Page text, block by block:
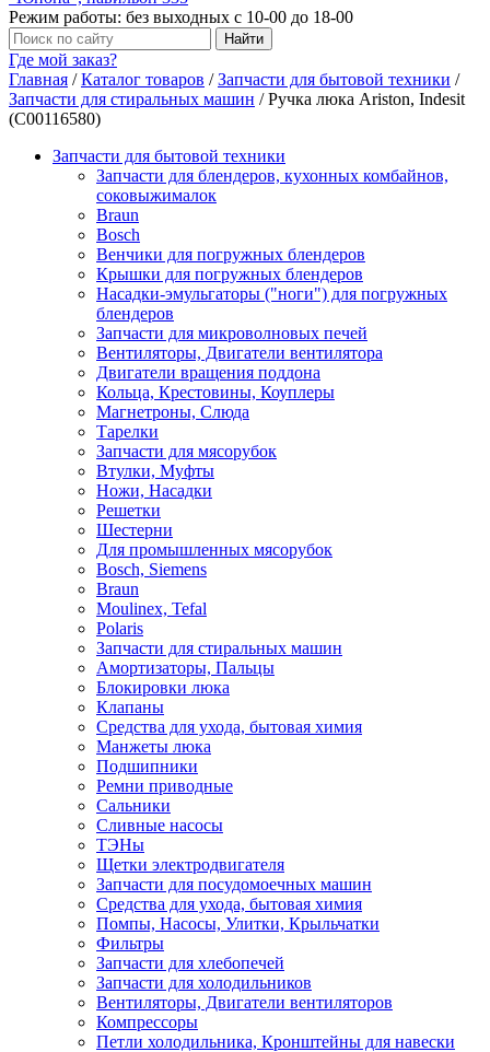
Режим работы: без выходных с 10-00 до 18-00
Где мой заказ?
Главная /Каталог товаров /Запчасти для бытовой техники /
Запчасти для стиральных машин /Ручка люка Ariston, Indesit
(C00116580)
Запчасти для бытовой техники
Запчасти для блендеров, кухонных комбайнов,
соковыжималок
Braun
Bosch
Венчики для погружных блендеров
Крышки для погружных блендеров
Насадки-эмульгаторы ("ноги") для погружных
блендеров
Запчасти для микроволновых печей
Вентиляторы, Двигатели вентилятора
Двигатели вращения поддона
Кольца, Крестовины, Коуплеры
Магнетроны, Слюда
Тарелки
Запчасти для мясорубок
Втулки, Муфты
Ножи, Насадки
Решетки
Шестерни
Для промышленных мясорубок
Bosch, Siemens
Braun
Moulinex, Tefal
Polaris
Запчасти для стиральных машин
Амортизаторы, Пальцы
Блокировки люка
Клапаны
Средства для ухода, бытовая химия
Манжеты люка
Подшипники
Ремни приводные
Сальники
Сливные насосы
ТЭНы
Щетки электродвигателя
Запчасти для посудомоечных машин
Средства для ухода, бытовая химия
Помпы, Насосы, Улитки, Крыльчатки
Фильтры
Запчасти для хлебопечей
Запчасти для холодильников
Вентиляторы, Двигатели вентиляторов
Компрессоры
Петли холодильника, Кронштейны для навески